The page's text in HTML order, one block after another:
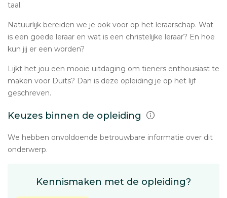
taal.
Natuurlijk bereiden we je ook voor op het leraarschap. Wat
is een goede leraar en wat is een christelijke leraar? En hoe
kun jij er een worden?
Lijkt het jou een mooie uitdaging om tieners enthousiast te
maken voor Duits? Dan is deze opleiding je op het lijf
geschreven.
Keuzes binnen de opleiding
We hebben onvoldoende betrouwbare informatie over dit
onderwerp.
Kennismaken met de opleiding?